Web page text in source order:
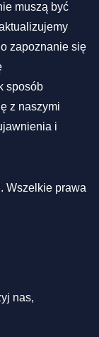
muszą być
zapoznanie się
sposób
z naszymi
i
Wszelkie prawa
nas,